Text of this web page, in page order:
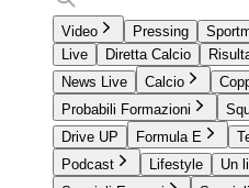
Video Pressing
Live
Diretta Calcio
News Live
Calcio
Probabili Formazioni
Drive UP
Formula E
Podcast
Lifestyle
Un